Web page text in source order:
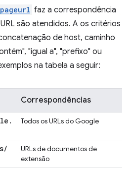
faz a correspondência
são atendidos. A os critérios
de host, caminho
"igual a", "prefixo" ou
na tabela a seguir:
Correspondências
.
Todos os URLs do Google
/
URLs de documentos de
extensão